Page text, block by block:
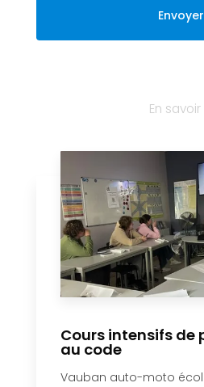
En savoir
Cours intensifs de
au code
Vauban auto-moto